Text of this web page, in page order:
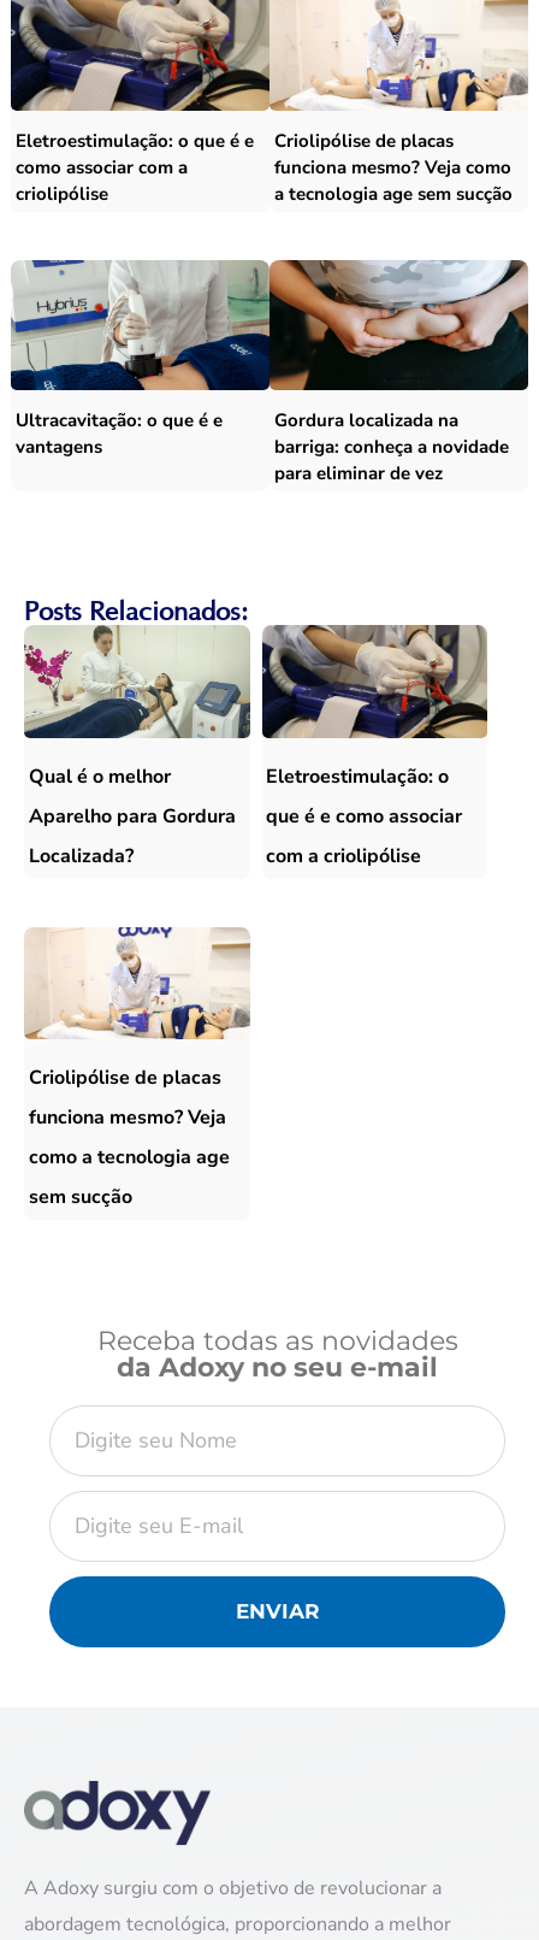
Eletroestimulação: o que é e
como associar com a
criolipólise
Criolipólise de placas
funciona mesmo? Veja como
a tecnologia age sem sucção
Ultracavitação: o que é e
vantagens
Gordura localizada na
barriga: conheça a novidade
para eliminar de vez
Posts Relacionados:
Qual é o melhor
Aparelho para Gordura
Localizada?
Eletroestimulação: o
que é e como associar
com a criolipólise
Criolipólise de placas
funciona mesmo? Veja
como a tecnologia age
sem sucção
Receba todas as novidades
da Adoxy no seu e-mail
ENVIAR
A Adoxy surgiu com o objetivo de revolucionar a
abordagem tecnológica, proporcionando a melhor